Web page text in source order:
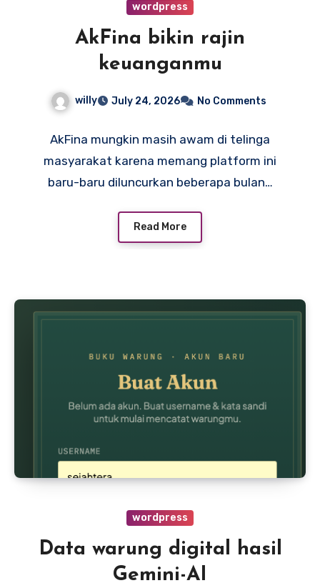
wordpress
AkFina bikin rajin
keuanganmu
willy July 24, 2026 No Comments
AkFina mungkin masih awam di telinga
masyarakat karena memang platform ini
baru-baru diluncurkan beberapa bulan…
Read More
wordpress
Data warung digital hasil
Gemini-AI